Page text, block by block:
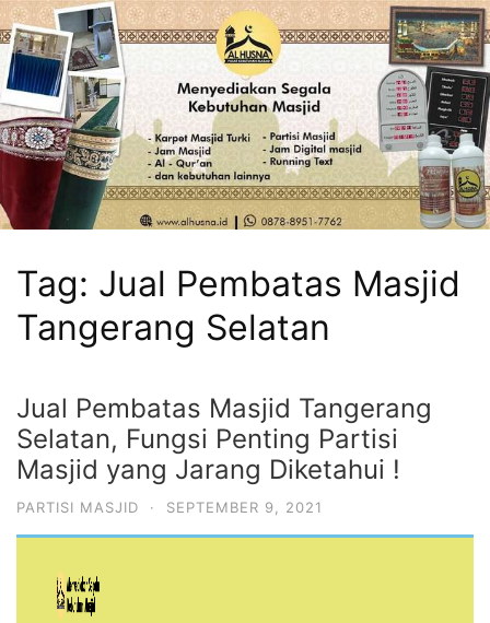
Tag: Jual Pembatas Masjid
Tangerang Selatan
Jual Pembatas Masjid Tangerang
Selatan, Fungsi Penting Partisi
Masjid yang Jarang Diketahui !
PARTISI MASJID · SEPTEMBER 9, 2021